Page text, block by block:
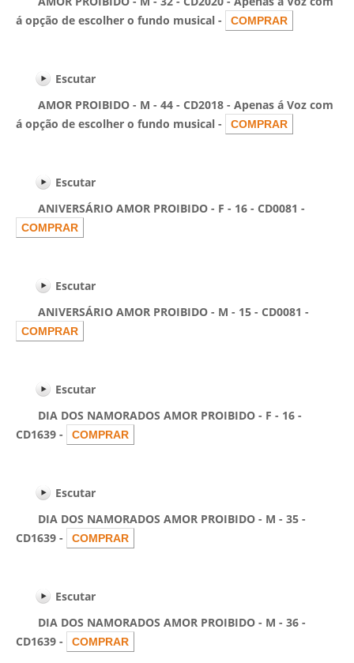
á opção de escolher o fundo musical -
Escutar
AMOR PROIBIDO - M - 44 - CD2018 - Apenas á Voz com
á opção de escolher o fundo musical -
Escutar
ANIVERSÁRIO AMOR PROIBIDO - F - 16 - CD0081 -
Escutar
ANIVERSÁRIO AMOR PROIBIDO - M - 15 - CD0081 -
Escutar
DIA DOS NAMORADOS AMOR PROIBIDO - F - 16 -
CD1639 -
Escutar
DIA DOS NAMORADOS AMOR PROIBIDO - M - 35 -
CD1639 -
Escutar
DIA DOS NAMORADOS AMOR PROIBIDO - M - 36 -
CD1639 -